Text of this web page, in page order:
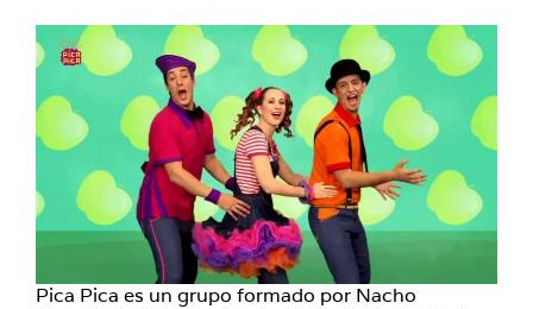
Pica Pica es un grupo formado por Nacho